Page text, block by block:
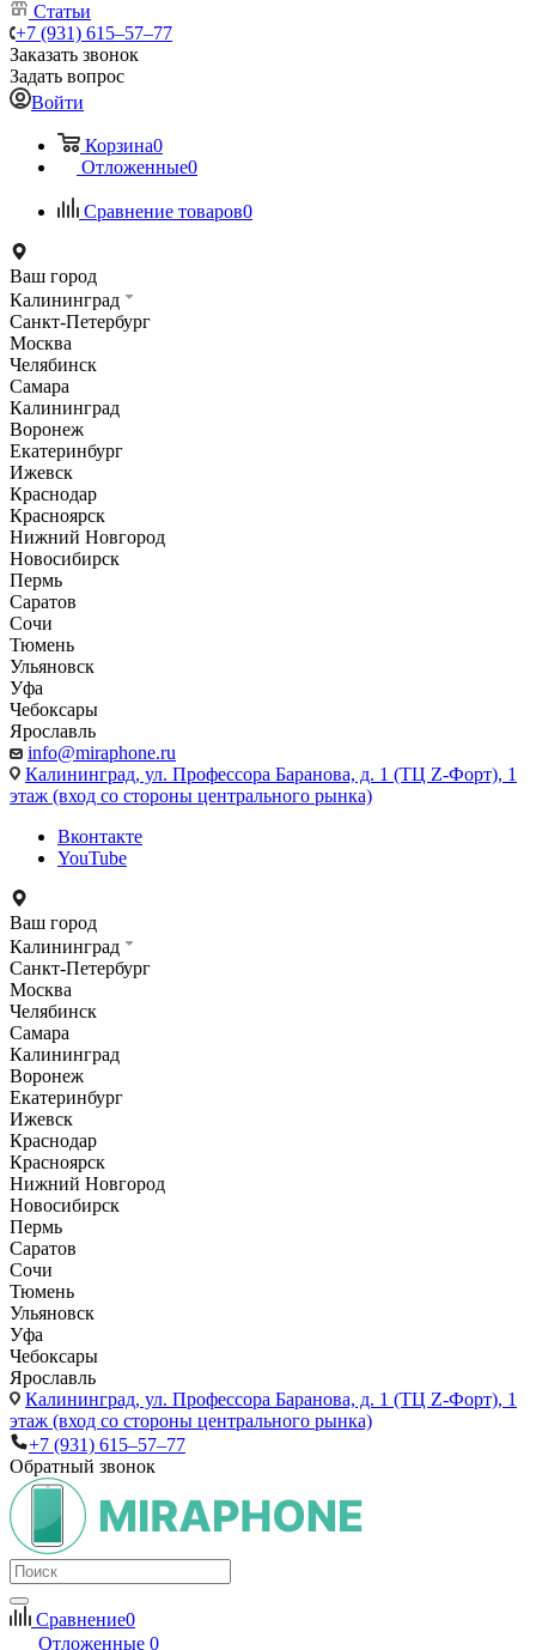
Статьи
+7 (931) 615‒57‒77
Заказать звонок
Задать вопрос
Войти
Корзина0
Отложенные0
Сравнение товаров0
Ваш город
Калининград
Санкт-Петербург
Москва
Челябинск
Самара
Калининград
Воронеж
Екатеринбург
Ижевск
Краснодар
Красноярск
Нижний Новгород
Новосибирск
Пермь
Саратов
Сочи
Тюмень
Ульяновск
Уфа
Чебоксары
Ярославль
info@miraphone.ru
Калининград, ул. Профессора Баранова, д. 1 (ТЦ Z-Форт), 1
этаж (вход со стороны центрального рынка)
Вконтакте
YouTube
Ваш город
Калининград
Санкт-Петербург
Москва
Челябинск
Самара
Калининград
Воронеж
Екатеринбург
Ижевск
Краснодар
Красноярск
Нижний Новгород
Новосибирск
Пермь
Саратов
Сочи
Тюмень
Ульяновск
Уфа
Чебоксары
Ярославль
Калининград, ул. Профессора Баранова, д. 1 (ТЦ Z-Форт), 1
этаж (вход со стороны центрального рынка)
+7 (931) 615‒57‒77
Обратный звонок
Сравнение0
Отложенные 0